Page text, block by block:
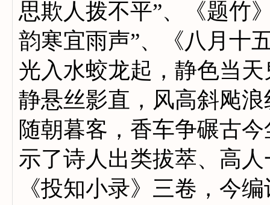
思欺人拨不平”、《题竹
韵寒宜雨声”、《八月十
光入水蛟龙起，静色当
静悬丝影直，风高斜飐
随朝暮客，香车争碾古
示了诗人出类拔萃、高
《投知小录》三卷，今